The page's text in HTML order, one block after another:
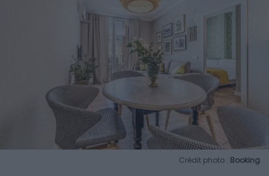
Crédit photo : Booking